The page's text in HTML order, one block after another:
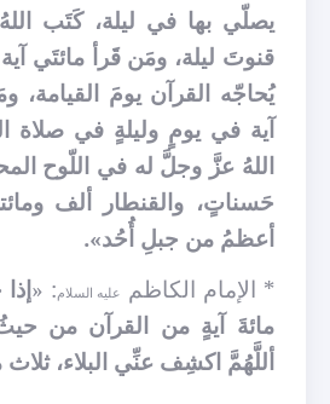
يصلّي بها في ليلة، كَتَب
قنوتَ ليلة، ومَن قَرأ مائتَي
يُحاجّه القرآن يومَ
آية في يومٍ وليلةٍ في صلاة
اللهُ عزَّ وجلَّ له في اللّوح
حَسناتٍ، والقنطار ألف
أعظمُ من جبلِ أُحُد».
* الإمام الكاظم
عليه السلام: «
مائةَ آيةٍ من القرآن من
أللَّهُمَّ اكشِف عنِّي البلاء،